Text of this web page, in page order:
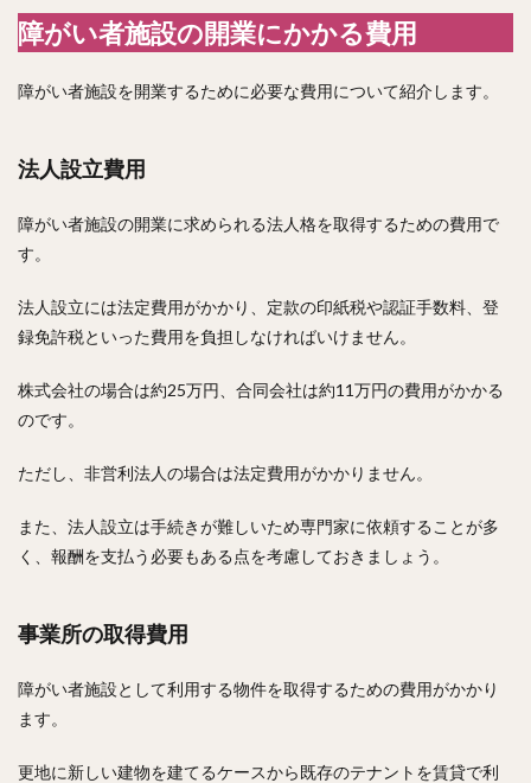
障がい者施設の開業にかかる費用
障がい者施設を開業するために必要な費用について紹介します。
法人設立費用
障がい者施設の開業に求められる法人格を取得するための費用で
す。
法人設立には法定費用がかかり、定款の印紙税や認証手数料、登
録免許税といった費用を負担しなければいけません。
株式会社の場合は約25万円、合同会社は約11万円の費用がかかる
のです。
ただし、非営利法人の場合は法定費用がかかりません。
また、法人設立は手続きが難しいため専門家に依頼することが多
く、報酬を支払う必要もある点を考慮しておきましょう。
事業所の取得費用
障がい者施設として利用する物件を取得するための費用がかかり
ます。
更地に新しい建物を建てるケースから既存のテナントを賃貸で利